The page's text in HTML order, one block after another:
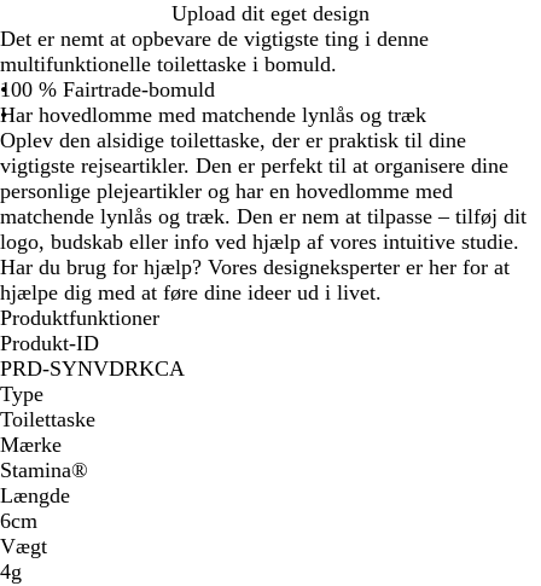
a
t
u
r
f
a
r
v
e
t
Upload dit eget design
Det er nemt at opbevare de vigtigste ting i denne
multifunktionelle toilettaske i bomuld.
100 % Fairtrade-bomuld
Har hovedlomme med matchende lynlås og træk
Oplev den alsidige toilettaske, der er praktisk til dine
vigtigste rejseartikler. Den er perfekt til at organisere dine
personlige plejeartikler og har en hovedlomme med
matchende lynlås og træk. Den er nem at tilpasse – tilføj dit
logo, budskab eller info ved hjælp af vores intuitive studie.
Har du brug for hjælp? Vores designeksperter er her for at
hjælpe dig med at føre dine ideer ud i livet.
Produktfunktioner
Produkt-ID
PRD-SYNVDRKCA
Type
Toilettaske
Mærke
Stamina®
Længde
6cm
Vægt
4g